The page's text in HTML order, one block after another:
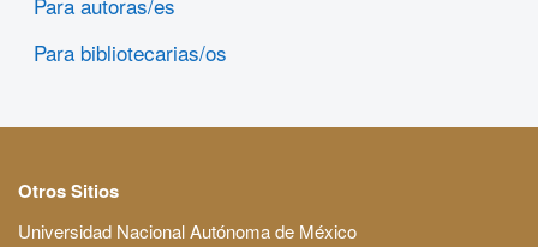
Para bibliotecarias/os
Otros Sitios
Universidad Nacional Autónoma de México